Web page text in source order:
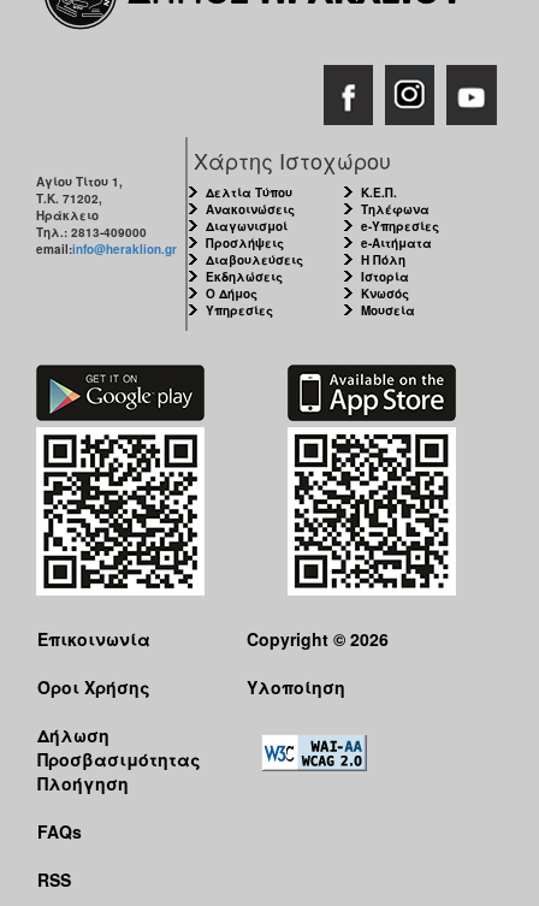
Αγίου Τίτου 1,
Τ.Κ. 71202,
Ηράκλειο
Τηλ.: 2813-409000
email:info@heraklion.gr
Χάρτης Ιστοχώρου
Δελτία Τύπου
Ανακοινώσεις
Διαγωνισμοί
Προσλήψεις
Διαβουλεύσεις
Εκδηλώσεις
Ο Δήμος
Υπηρεσίες
Κ.Ε.Π.
Τηλέφωνα
e-Υπηρεσίες
e-Αιτήματα
Η Πόλη
Ιστορία
Κνωσός
Μουσεία
Επικοινωνία
Όροι Χρήσης
Δήλωση
Προσβασιμότητας
Πλοήγηση
FAQs
RSS
Copyright © 2026
Υλοποίηση